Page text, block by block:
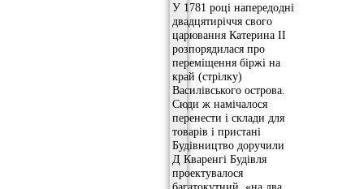
У 1781 році напередодні
двадцятиріччя свого
царювання Катерина II
розпорядилася про
переміщення біржі на
край (стрілку)
Василівського острова.
Сюди ж намічалося
перенести і склади для
товарів і пристані
Будівництво доручили
Д Кваренгі Будівля
проектувалося